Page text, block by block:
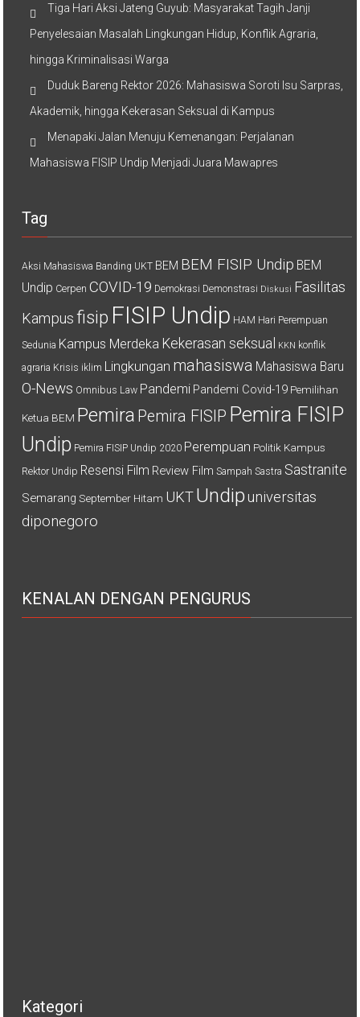
Tiga Hari Aksi Jateng Guyub: Masyarakat Tagih Janji
Penyelesaian Masalah Lingkungan Hidup, Konflik Agraria,
hingga Kriminalisasi Warga
Duduk Bareng Rektor 2026: Mahasiswa Soroti Isu Sarpras,
Akademik, hingga Kekerasan Seksual di Kampus
Menapaki Jalan Menuju Kemenangan: Perjalanan
Mahasiswa FISIP Undip Menjadi Juara Mawapres
Tag
Aksi Mahasiswa Banding UKT BEM BEM FISIP Undip BEM
Undip Cerpen COVID-19 Demokrasi Demonstrasi Diskusi Fasilitas
Kampus fisip FISIP Undip HAM Hari Perempuan
Sedunia Kampus Merdeka Kekerasan seksual KKN konflik
agraria Krisis iklim Lingkungan mahasiswa Mahasiswa Baru
O-News Omnibus Law Pandemi Pandemi Covid-19 Pemilihan
Ketua BEM Pemira Pemira FISIP Pemira FISIP
Undip Pemira FISIP Undip 2020 Perempuan Politik Kampus
Rektor Undip Resensi Film Review Film Sampah Sastra Sastranite
Semarang September Hitam UKTUndip universitas
diponegoro
KENALAN DENGAN PENGURUS
Kategori